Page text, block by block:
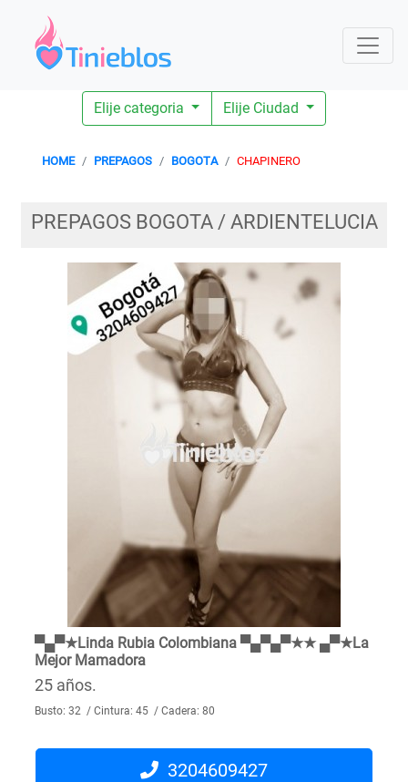
Elije categoria Elije Ciudad
HOME PREPAGOS BOGOTA CHAPINERO
PREPAGOS BOGOTA / ARDIENTELUCIA
▀▄▀★Linda Rubia Colombiana ▀▄▀▄▀★★ ▄▀★La
Mejor Mamadora
25 años.
Busto: 32 / Cintura: 45 / Cadera: 80
3204609427